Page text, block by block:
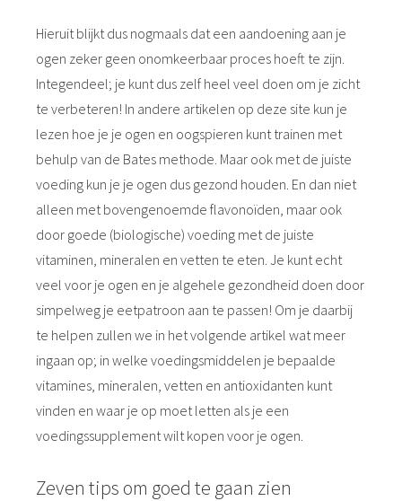
Hieruit blijkt dus nogmaals dat een aandoening aan je
ogen zeker geen onomkeerbaar proces hoeft te zijn.
Integendeel; je kunt dus zelf heel veel doen om je zicht
te verbeteren! In andere artikelen op deze site kun je
lezen hoe je je ogen en oogspieren kunt trainen met
behulp van de Bates methode. Maar ook met de juiste
voeding kun je je ogen dus gezond houden. En dan niet
alleen met bovengenoemde flavonoïden, maar ook
door goede (biologische) voeding met de juiste
vitaminen, mineralen en vetten te eten. Je kunt echt
veel voor je ogen en je algehele gezondheid doen door
simpelweg je eetpatroon aan te passen! Om je daarbij
te helpen zullen we in het volgende artikel wat meer
ingaan op; in welke voedingsmiddelen je bepaalde
vitamines, mineralen, vetten en antioxidanten kunt
vinden en waar je op moet letten als je een
voedingssupplement wilt kopen voor je ogen.
Zeven tips om goed te gaan zien